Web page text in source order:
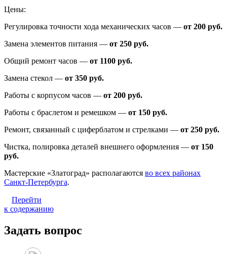
Цены:
Регулировка точности хода механических часов — от 200 руб.
Замена элементов питания — от 250 руб.
Общий ремонт часов — от 1100 руб.
Замена стекол — от 350 руб.
Работы с корпусом часов — от 200 руб.
Работы с браслетом и ремешком — от 150 руб.
Ремонт, связанный с циферблатом и стрелками — от 250 руб.
Чистка, полировка деталей внешнего оформления — от 150
руб.
Мастерские «Златоград» располагаются во всех районах
Санкт-Петербурга.
Перейти
к содержанию
Задать вопрос